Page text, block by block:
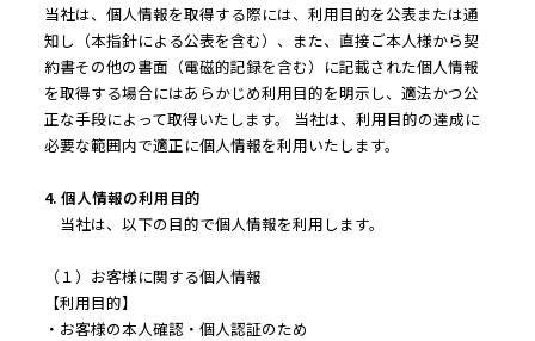
当社は、個人情報を取得する際には、利用目的を公表または通
知し（本指針による公表を含む）、また、直接ご本人様から契
約書その他の書面（電磁的記録を含む）に記載された個人情報
を取得する場合にはあらかじめ利用目的を明示し、適法かつ公
正な手段によって取得いたします。 当社は、利用目的の達成に
必要な範囲内で適正に個人情報を利用いたします。
4. 個人情報の利用目的
当社は、以下の目的で個人情報を利用します。
（１）お客様に関する個人情報
【利用目的】
・お客様の本人確認・個人認証のため